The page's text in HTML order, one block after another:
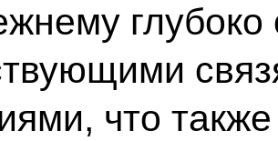
что